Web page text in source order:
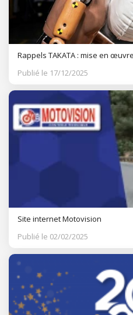
Rappels TAKATA : mise en
Publié le 17/12/2025
Site internet Motovision
Publié le 02/02/2025